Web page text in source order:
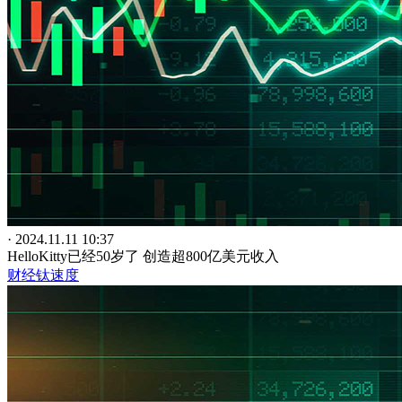
· 2024.11.11 10:37
HelloKitty已经50岁了 创造超800亿美元收入
财经钛速度